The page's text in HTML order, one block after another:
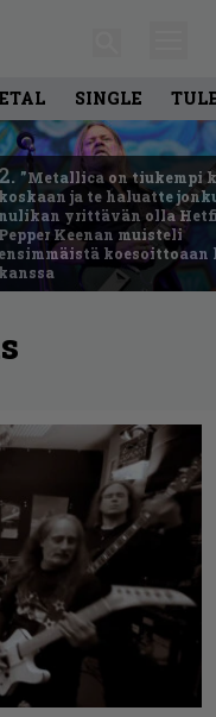
SINGLE
2. ”Metallica on tiukempi
koskaan ja te haluatte
nulikan yrittävän olla
Pepper Keenan muisteli
ensimmäistä
kanssa